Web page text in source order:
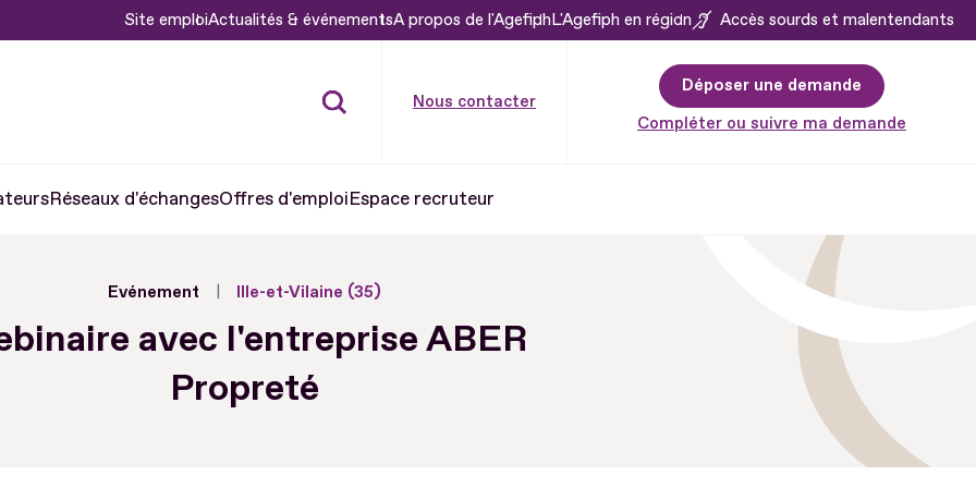
Site emploiActualités & événementsA propos de l'AgefiphL'Agefiph en région Accès sourds et malentendants
Nous contacter
Déposer une demande
Compléter ou suivre ma demande
Réseaux d'échangesOffres d'emploiEspace recruteur
Evénement Ille-et-Vilaine (35)
avec l'entreprise ABER
Propreté